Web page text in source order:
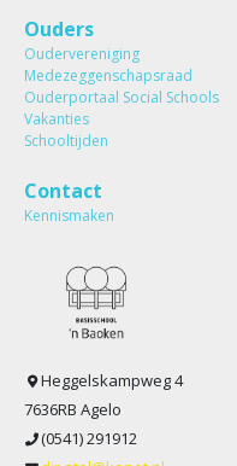
Ouders
Oudervereniging
Medezeggenschapsraad
Ouderportaal Social Schools
Vakanties
Schooltijden
Contact
Kennismaken
Heggelskampweg 4
7636RB Agelo
(0541) 291912